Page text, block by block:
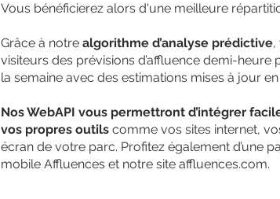
Vous bénéficierez alors d'une meilleure
Grâce à notre algorithme d’analyse prédictive,
visiteurs des prévisions d’affluence demi-
la semaine avec des estimations mises à jour
Nos WebAPI vous permettront d’intégrer
vos propres outils comme vos sites internet,
écran de votre parc. Profitez également d’une
mobile Affluences et notre site affluences.com.